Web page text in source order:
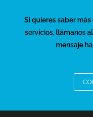
Si quieres saber
servicios, llámanos
mensaje